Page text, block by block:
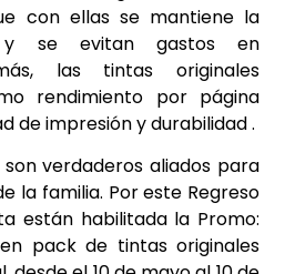
con ellas se mantiene la
y se evitan gastos en
las tintas originales
rendimiento por página
de impresión y durabilidad .
verdaderos aliados para
la familia. Por este Regreso
están habilitada la Promo:
pack de tintas originales